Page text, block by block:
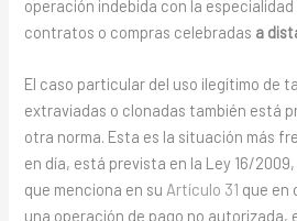
operación indebida con la
contratos o compras celebradas a
El caso particular del uso ilegítimo de
extraviadas o clonadas también está
otra norma. Esta es la situación más
en día, está prevista en la Ley 16/
que menciona en su Artículo 31 que en
una operación de pago no autorizada,